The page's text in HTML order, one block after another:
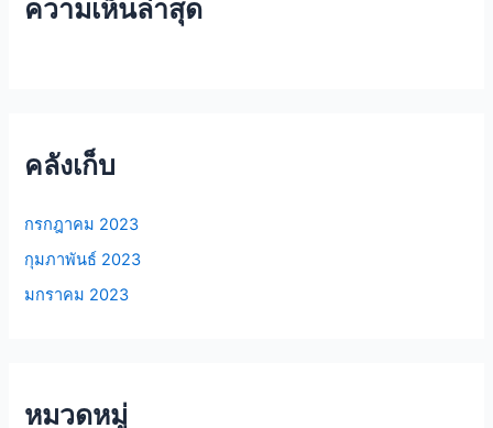
ความเห็นล่าสุด
คลังเก็บ
กรกฎาคม 2023
กุมภาพันธ์ 2023
มกราคม 2023
หมวดหมู่